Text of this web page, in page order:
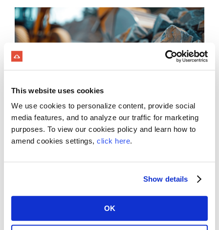
This website uses cookies
We use cookies to personalize content, provide social
media features, and to analyze our traffic for marketing
purposes. To view our cookies policy and learn how to
amend cookies settings, click here.
Show details
OK
Reduza os custos com materiais
atenda às especificações com o mínimo de
desperdício. Isso reduz os custos, diminui sua
pegada de carbono e melhora a lucratividade.